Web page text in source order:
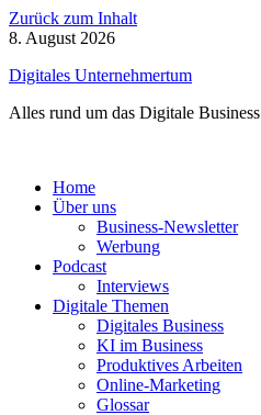
Zurück zum Inhalt
8. August 2026
Digitales Unternehmertum
Alles rund um das Digitale Business
Home
Über uns
Business-Newsletter
Werbung
Podcast
Interviews
Digitale Themen
Digitales Business
KI im Business
Produktives Arbeiten
Online-Marketing
Glossar